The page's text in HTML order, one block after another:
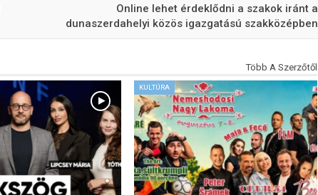
Online lehet érdeklődni a szakok iránt a
dunaszerdahelyi közös igazgatású szakközépben
Több A Szerzőtől
KULTÚRA